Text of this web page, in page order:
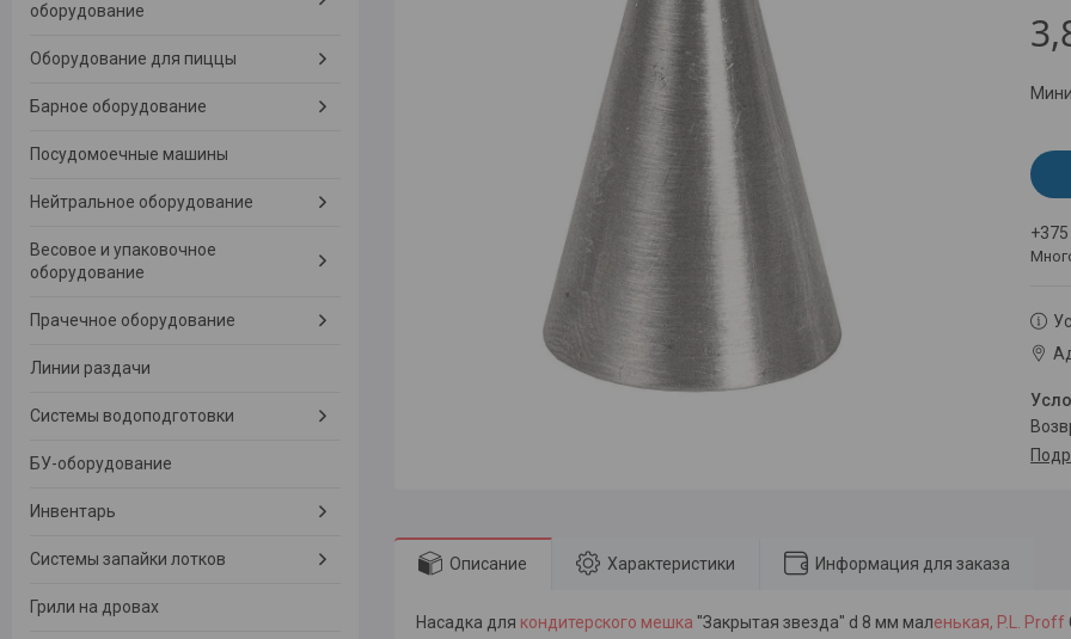
Описание Характеристики Информация для заказа
Насадка для кондитерского мешка "Закрытая звезда" d 8 мм маленькая, P.L. Proff
оборудование
Оборудование для пиццы
Барное оборудование
Посудомоечные машины
Нейтральное оборудование
Весовое и упаковочное
оборудование
Прачечное оборудование
Линии раздачи
Системы водоподготовки
БУ-оборудование
Инвентарь
Системы запайки лотков
Грили на дровах